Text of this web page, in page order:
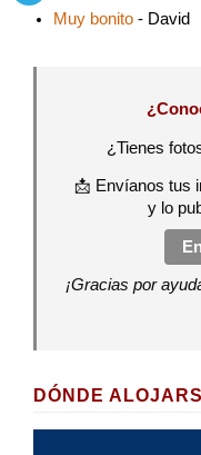
Muy bonito - David
¿Tienes
📩 Envíanos tus
y lo
¡Gracias por
DÓNDE